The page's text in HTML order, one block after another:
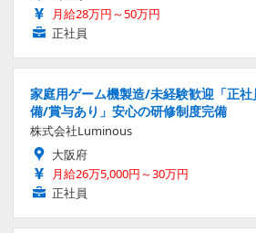
月給28万円～50万円
正社員
家庭用ゲーム機製造/未経験歓迎「正
備/賞与あり」安心の研修制度完備
株式会社Luminous
大阪府
月給26万5,000円～30万円
正社員